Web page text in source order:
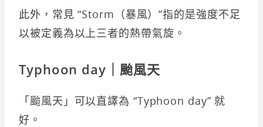
此外，常見 “Storm（暴風）”指的是強度不足
以被定義為以上三者的熱帶氣旋。
Typhoon day｜颱風天
「颱風天」可以直譯為 “Typhoon day” 就
好。